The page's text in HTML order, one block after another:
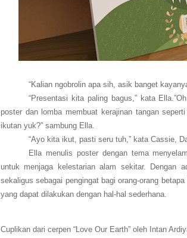
“Kalian ngobrolin apa sih, asik banget
“Presentasi kita paling bagus,” kata
poster dan lomba membuat kerajinan tangan
ikutan yuk?” sambung Ella.
“Ayo kita ikut, pasti seru tuh,” kata Cassie,
Ella menulis poster dengan tema
untuk menjaga kelestarian alam sekitar. Dengan
sekaligus sebagai pengingat bagi orang-orang
yang dapat dilakukan dengan hal-hal sederhana.
Cuplikan dari cerpen “Love Our Earth” oleh Intan